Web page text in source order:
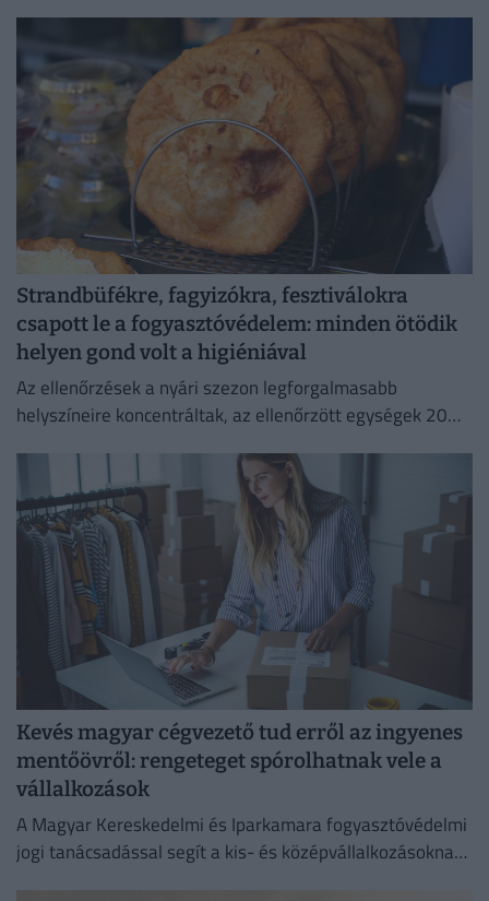
Strandbüfékre, fagyizókra, fesztiválokra
csapott le a fogyasztóvédelem: minden ötödik
helyen gond volt a higiéniával
Az ellenőrzések a nyári szezon legforgalmasabb
helyszíneire koncentráltak, az ellenőrzött egységek 20
Kevés magyar cégvezető tud erről az ingyenes
mentőövről: rengeteget spórolhatnak vele a
vállalkozások
A Magyar Kereskedelmi és Iparkamara fogyasztóvédelmi
jogi tanácsadással segít a kis- és középvállalkozásoknak